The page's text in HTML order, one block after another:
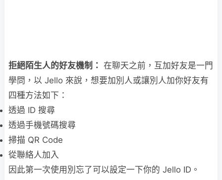
拒絕陌生人的好友機制： 在聊天之前，互加好友是一門
學問，以 Jello 來說，想要加別人或讓別人加你好友有
四種方法如下：
透過 ID 搜尋
透過手機號碼搜尋
掃描 QR Code
從聯絡人加入
因此第一次使用別忘了可以設定一下你的 Jello ID。